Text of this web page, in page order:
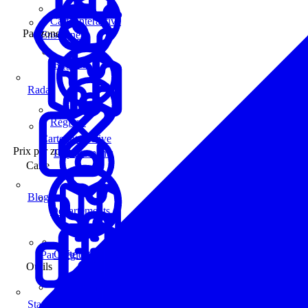
Enseignes
Carte interactive
Prix par zone
Par Région
Régions
Départements
Carte
Carte interactive
Outils
Carte interactive
Par zone
Régions
Départements
Radar
Blog
Statistiques